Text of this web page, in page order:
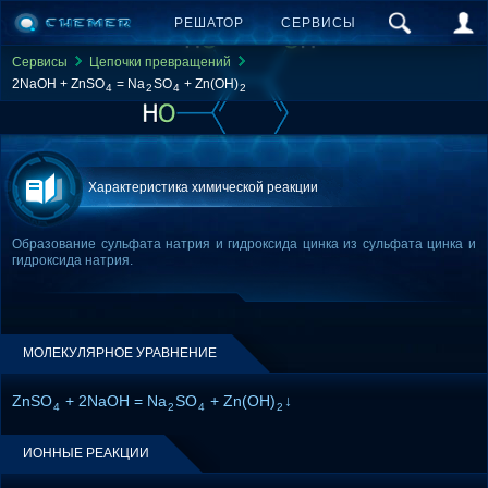
РЕШАТОР СЕРВИСЫ
Сервисы
Цепочки превращений
2NaOH + ZnSO4 = Na2SO4 + Zn(OH)2
Характеристика химической реакции
Образование сульфата натрия и гидроксида цинка из сульфата цинка и
гидроксида натрия.
МОЛЕКУЛЯРНОЕ УРАВНЕНИЕ
ZnSO4 + 2NaOH = Na2SO4 + Zn(OH)2 ↓
ИОННЫЕ РЕАКЦИИ